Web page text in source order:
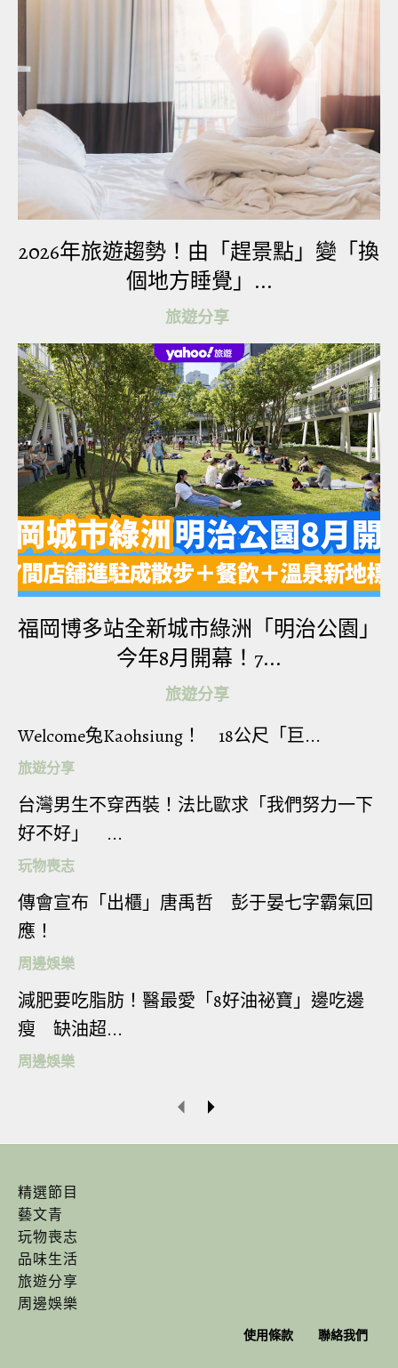
谷市內酒店接送，車程只需30-40分鐘，到達園區更
不用更換園區遊園車，坐同一部車遊覽開放式動物
園區， 與動物近距離互動，適合一眾懶惰人士！
動物園鄰近市區，車程只需 30-40 分鐘。
園區佔地足有5千公頃，設野生動物園區及海洋動物
全亞洲最大野生動物園
曼谷Safari World為全亞洲最大野生動物園，動物園
鄰近市區，園區佔地足有5千公頃，設野生動物園區
及海洋動物區，前者可以遊園車遊覽並與動物互
動，甚至接觸可愛的小老虎和小長頸鹿；後者能觀
看海豚、海獅及各種水上活動表演，寓教於樂，是
曼谷人氣親子景點之一！
一日遊行程約8小時 ，預計傍晚返回原出發曼谷酒
店，旅客仍可繼續享受曼谷的夜生活！(KKday)
【亞洲最大野生動物園】曼谷 Safari World 專屬包
車一日遊
KKday 優惠: (2 人) 成人 HK$474/位，身高 100-140cm
兒童 HK$450/位
KKday 優惠: (3 人) 成人 HK$443/位，身高 100-140cm
兒童 HK$419/位
KKday 優惠: (4 人) 成人 HK$422/位，身高 100-140cm
兒童 HK$398/位
KKday 優惠: (5 人) 成人 HK$398/位，身高 100-140cm
兒童 HK$374/位
免費入場
最早出發日期：2023 年 2 月 1 日，可2天前可免費取
消
2026年旅遊趨勢！由「趕景點」變「換
個地方睡覺」...
旅遊分享
福岡博多站全新城市綠洲「明治公園」
今年8月開幕！7...
旅遊分享
Welcome兔Kaohsiung！ 18公尺「巨...
旅遊分享
台灣男生不穿西裝！法比歐求「我們努力一下
好不好」 ...
玩物喪志
傳會宣布「出櫃」唐禹哲 彭于晏七字霸氣回
應！
周邊娛樂
減肥要吃脂肪！醫最愛「8好油祕寶」邊吃邊
瘦 缺油超...
周邊娛樂
精選節目
藝文青
玩物喪志
品味生活
旅遊分享
周邊娛樂
使用條款 聯絡我們